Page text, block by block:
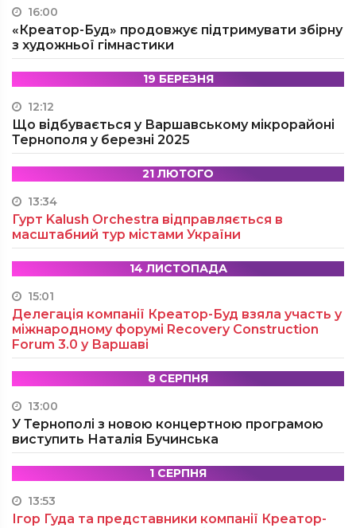
16:00
«Креатор-Буд» продовжує підтримувати збірну
з художньої гімнастики
19 БЕРЕЗНЯ
12:12
Що відбувається у Варшавському мікрорайоні
Тернополя у березні 2025
21 ЛЮТОГО
13:34
Гурт Kalush Orchestra відправляється в
масштабний тур містами України
14 ЛИСТОПАДА
15:01
Делегація компанії Креатор-Буд взяла участь у
міжнародному форумі Recovery Construction
Forum 3.0 у Варшаві
8 СЕРПНЯ
13:00
У Тернополі з новою концертною програмою
виступить Наталія Бучинська
1 СЕРПНЯ
13:53
Ігор Гуда та представники компанії Креатор-